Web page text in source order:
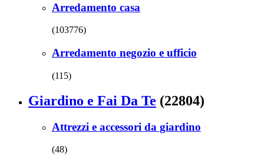
Arredamento casa
(103776)
Arredamento negozio e ufficio
(115)
Giardino e Fai Da Te (22804)
Attrezzi e accessori da giardino
(48)